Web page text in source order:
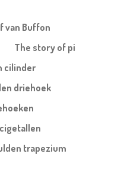
van Buffon
The story of pi
cilinder
driehoek
trapezium